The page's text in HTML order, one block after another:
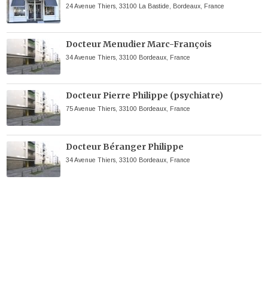
24 Avenue Thiers, 33100 La Bastide, Bordeaux, France
Docteur Menudier Marc-François
34 Avenue Thiers, 33100 Bordeaux, France
Docteur Pierre Philippe (psychiatre)
75 Avenue Thiers, 33100 Bordeaux, France
Docteur Béranger Philippe
34 Avenue Thiers, 33100 Bordeaux, France